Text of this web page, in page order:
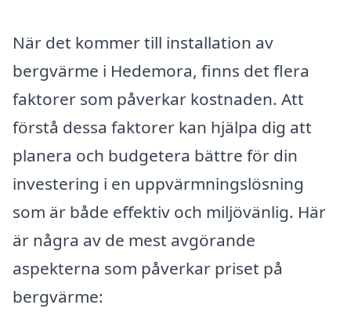
När det kommer till installation av
bergvärme i Hedemora, finns det flera
faktorer som påverkar kostnaden. Att
förstå dessa faktorer kan hjälpa dig att
planera och budgetera bättre för din
investering i en uppvärmningslösning
som är både effektiv och miljövänlig. Här
är några av de mest avgörande
aspekterna som påverkar priset på
bergvärme: